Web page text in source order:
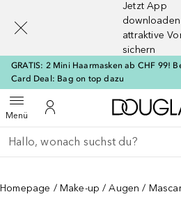
Jetzt App
attraktive
sichern
GRATIS: 2 Mini Haarmasken ab CHF 99!
Card Deal: Bag on top dazu
MenüMenü öffnenZu Meinem Kundenkonto
Gehe zurück
Suche ausführen
Homepage Make-up Augen
[navigation.slideout.screenreader]